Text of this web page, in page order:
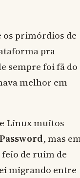
os primórdios de
pra
sempre foi fã do
melhor em
Linux muitos
, mas
de ruim de
migrando entre